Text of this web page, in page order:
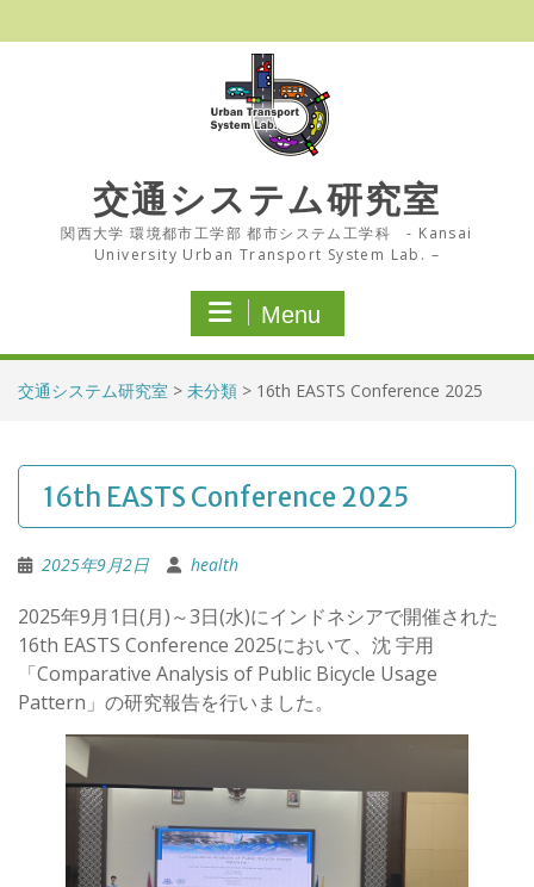
to
交通システム研究室
関西大学 環境都市工学部 都市システム工学科 - Kansai
University Urban Transport System Lab. –
Menu
交通システム研究室 > 未分類 > 16th EASTS Conference 2025
16th EASTS Conference 2025
2025年9月2日 health
2025年9月1日(月)～3日(水)にインドネシアで開催された
16th EASTS Conference 2025において、沈 宇用
「Comparative Analysis of Public Bicycle Usage
Pattern」の研究報告を行いました。